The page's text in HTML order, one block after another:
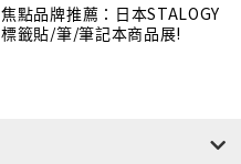
焦點品牌推薦：日本STALOGY
標籤貼/筆/筆記本商品展!